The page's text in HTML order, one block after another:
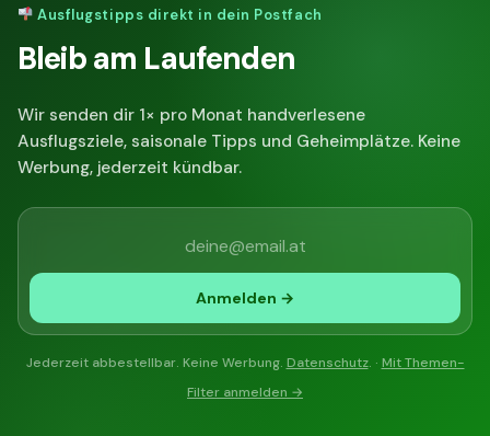
Ausflugstipps direkt in dein Postfach
Bleib am Laufenden
Wir senden dir 1× pro Monat handverlesene
Ausflugsziele, saisonale Tipps und Geheimplätze. Keine
Werbung, jederzeit kündbar.
Anmelden →
Jederzeit abbestellbar. Keine Werbung. Datenschutz. · Mit Themen-
Filter anmelden →